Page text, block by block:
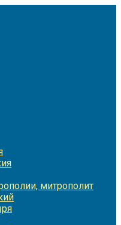
митрополит